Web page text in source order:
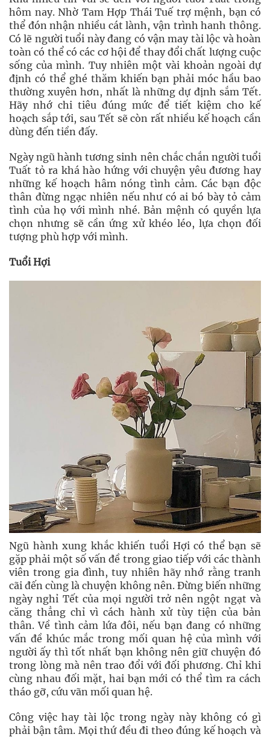
hôm nay. Nhờ Tam Hợp Thái Tuế trợ mệnh, bạn có
thể đón nhận nhiều cát lành, vận trình hanh thông.
Có lẽ người tuổi này đang có vận may tài lộc và hoàn
toàn có thể có các cơ hội để thay đổi chất lượng cuộc
sống của mình. Tuy nhiên một vài khoản ngoài dự
định có thể ghé thăm khiến bạn phải móc hầu bao
thường xuyên hơn, nhất là những dự định sắm Tết.
Hãy nhớ chi tiêu đúng mức để tiết kiệm cho kế
hoạch sắp tới, sau Tết sẽ còn rất nhiều kế hoạch cần
dùng đến tiền đấy.
Ngày ngũ hành tương sinh nên chắc chắn người tuổi
Tuất tỏ ra khá hào hứng với chuyện yêu đương hay
những kế hoạch hâm nóng tình cảm. Các bạn độc
thân đừng ngạc nhiên nếu như có ai bó bày tỏ cảm
tình của họ với mình nhé. Bản mệnh có quyền lựa
chọn nhưng sẽ cần ứng xử khéo léo, lựa chọn đối
tượng phù hợp với mình.
Tuổi Hợi
Ngũ hành xung khắc khiến tuổi Hợi có thể bạn sẽ
gặp phải một số vấn đề trong giao tiếp với các thành
viên trong gia đình, tuy nhiên hãy nhớ rằng tranh
cãi đến cùng là chuyện không nên. Đừng biến những
ngày nghỉ Tết của mọi người trở nên ngột ngạt và
căng thẳng chỉ vì cách hành xử tùy tiện của bản
thân. Về tình cảm lứa đôi, nếu bạn đang có những
vấn đề khúc mắc trong mối quan hệ của mình với
người ấy thì tốt nhất bạn không nên giữ chuyện đó
trong lòng mà nên trao đổi với đối phương. Chỉ khi
cùng nhau đối mặt, hai bạn mới có thể tìm ra cách
tháo gỡ, cứu vãn mối quan hệ.
Công việc hay tài lộc trong ngày này không có gì
phải bận tâm. Mọi thứ đều đi theo đúng kế hoạch và